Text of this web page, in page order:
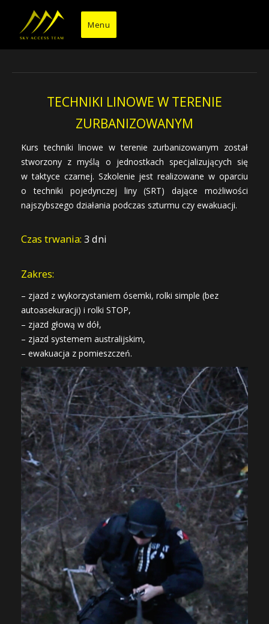
treści
Menu
TECHNIKI LINOWE W TERENIE
ZURBANIZOWANYM
Kurs techniki linowe w terenie zurbanizowanym został
stworzony z myślą o jednostkach specjalizujących się
w taktyce czarnej. Szkolenie jest realizowane w oparciu
o techniki pojedynczej liny (SRT) dające możliwości
najszybszego działania podczas szturmu czy ewakuacji.
Czas trwania: 3 dni
Zakres:
– zjazd z wykorzystaniem ósemki, rolki simple (bez
autoasekuracji) i rolki STOP,
– zjazd głową w dół,
– zjazd systemem australijskim,
– ewakuacja z pomieszczeń.